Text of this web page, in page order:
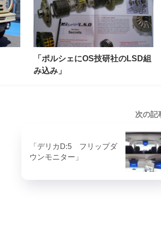
「ポルシェにOS技研社のLSD組
み込み」
次の
「デリカD:5 フリップダ
ウンモニター」